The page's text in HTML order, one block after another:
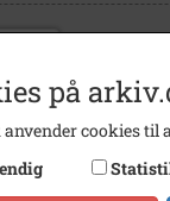
Hørsholm
på
cookies til